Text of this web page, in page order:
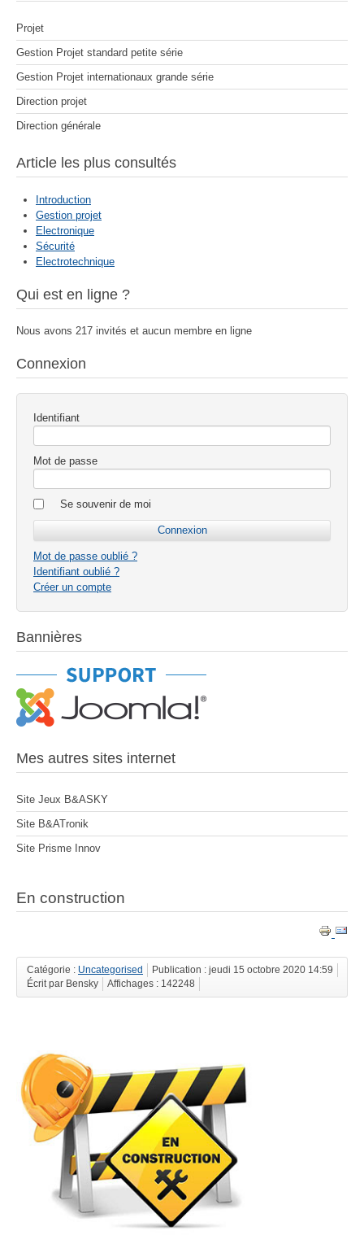
Projet
Gestion Projet standard petite série
Gestion Projet internationaux grande série
Direction projet
Direction générale
Article les plus consultés
Introduction
Gestion projet
Electronique
Sécurité
Electrotechnique
Qui est en ligne ?
Nous avons 217 invités et aucun membre en ligne
Connexion
Identifiant
Mot de passe
Se souvenir de moi
Mot de passe oublié ?
Identifiant oublié ?
Créer un compte
Bannières
Mes autres sites internet
Site Jeux B&ASKY
Site B&ATronik
Site Prisme Innov
En construction
Catégorie : Uncategorised
Publication : jeudi 15 octobre 2020 14:59
Écrit par Bensky
Affichages : 142248